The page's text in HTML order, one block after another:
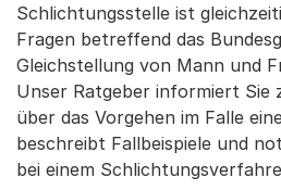
Schlichtungsstelle ist
Fragen betreffend das
Gleichstellung von Mann und
Unser Ratgeber informiert Sie
über das Vorgehen im Falle
beschreibt Fallbeispiele und
bei einem